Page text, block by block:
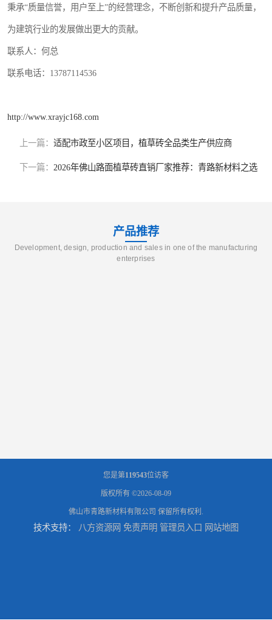
秉承“质量信誉，用户至上”的经营理念，不断创新和提升产品质量，
为建筑行业的发展做出更大的贡献。
联系人：何总
联系电话：13787114536
http://www.xrayjc168.com
上一篇： 适配市政至小区项目，植草砖全品类生产供应商
下一篇： 2026年佛山路面植草砖直销厂家推荐：青路新材料之选
产品推荐
Development, design, production and sales in one of the manufacturing
enterprises
您是第119543位访客
版权所有 ©2026-08-09
佛山市青路新材料有限公司 保留所有权利.
技术支持： 八方资源网 免责声明 管理员入口 网站地图